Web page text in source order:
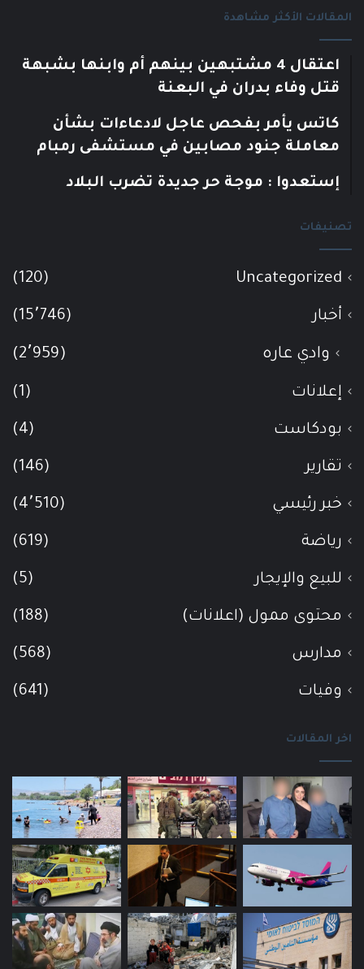
المقالات الأكثر مشاهدة
اعتقال 4 مشتبهين بينهم أم وابنها بشبهة
قتل وفاء بدران في البعنة
كاتس يأمر بفحص عاجل لادعاءات بشأن
معاملة جنود مصابين في مستشفى رمبام
إستعدوا : موجة حر جديدة تضرب البلاد
تصنيفات
Uncategorized
(120)
أخبار (15٬746)
وادي عاره (2٬959)
إعلانات (1)
بودكاست (4)
تقارير (146)
خبر رئيسي (4٬510)
رياضة (619)
للبيع والإيجار (5)
محتوى ممول (اعلانات) (188)
مدارس (568)
وفيات (641)
اخر المقالات